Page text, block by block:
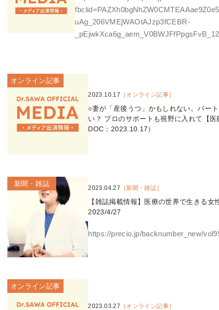
uAg_206VMEjWAOtAJzp3fCEBR-
オンライン記事
2023.10.17 ［オンライン記事］
○妻が「産後うつ」かもしれない。パー
い？ プロのサポートも視野に入れて【
DOC：2023.10.17）
新聞・雑誌
2023.04.27 ［新聞・雑誌］
【雑誌掲載情報】医療の世界で生き
2023/4/27
https://precio.jp/backnumber_new/
オンライン記事
2023.03.27 ［オンライン記事］